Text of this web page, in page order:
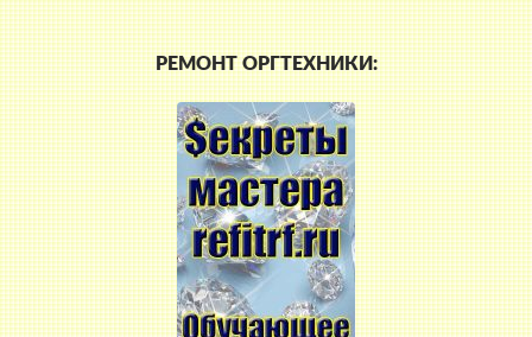
РЕМОНТ ОРГТЕХНИКИ: